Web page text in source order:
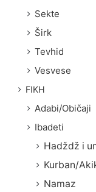
Sekte
Širk
Tevhid
Vesvese
FIKH
Adabi/Običaji
Ibadeti
Hadždž i
Kurban/
Namaz